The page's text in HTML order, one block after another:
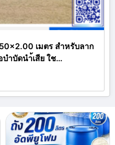
เมตร สำหรับลาก
ำบัดนำ้เสีย ใช…